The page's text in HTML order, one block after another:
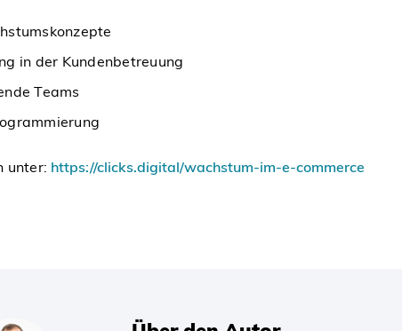
in der Kundenbetreuung
Teams
unter: https://clicks.digital/wachstum-im-e-commerce